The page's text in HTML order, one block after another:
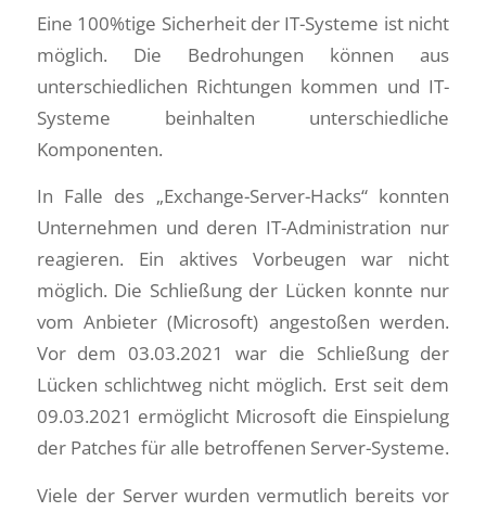
Eine 100%tige Sicherheit der IT-Systeme ist nicht
möglich. Die Bedrohungen können aus
unterschiedlichen Richtungen kommen und IT-
Systeme beinhalten unterschiedliche
Komponenten.
In Falle des „Exchange-Server-Hacks“ konnten
Unternehmen und deren IT-Administration nur
reagieren. Ein aktives Vorbeugen war nicht
möglich. Die Schließung der Lücken konnte nur
vom Anbieter (Microsoft) angestoßen werden.
Vor dem 03.03.2021 war die Schließung der
Lücken schlichtweg nicht möglich. Erst seit dem
09.03.2021 ermöglicht Microsoft die Einspielung
der Patches für alle betroffenen Server-Systeme.
Viele der Server wurden vermutlich bereits vor